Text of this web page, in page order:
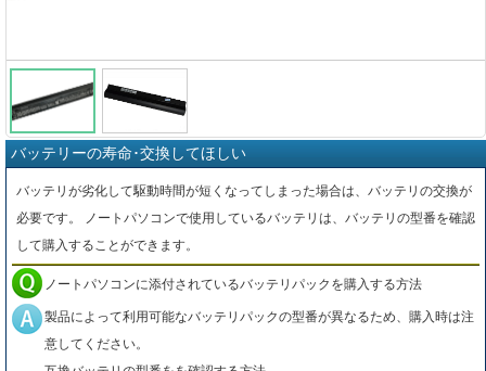
バッテリーの寿命･交換してほしい
バッテリが劣化して駆動時間が短くなってしまった場合は、バッテリの交換が
必要です。 ノートパソコンで使用しているバッテリは、バッテリの型番を確認
して購入することができます。
ノートパソコンに添付されているバッテリパックを購入する方法
製品によって利用可能なバッテリパックの型番が異なるため、購入時は注
意してください。